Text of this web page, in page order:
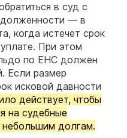
в суд с
— в
когда истечет срок
При этом
по ЕНС должен
Если размер
исковой давности
действует, чтобы
на судебные
небольшим долгам.